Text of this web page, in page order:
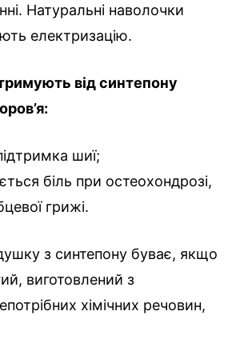
Натуральні наволочки
електризацію.
від синтепону
шиї;
біль при остеохондрозі,
грижі.
з синтепону буває, якщо
виготовлений з
хімічних речовин,